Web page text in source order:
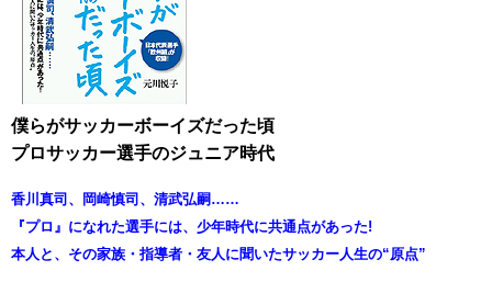
僕らがサッカーボーイズだった頃
プロサッカー選手のジュニア時代
香川真司、岡崎慎司、清武弘嗣……
『プロ』になれた選手には、少年時代に共通点があった!
本人と、その家族・指導者・友人に聞いたサッカー人生の“原点”